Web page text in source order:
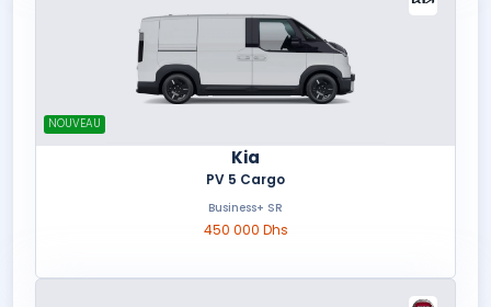
NOUVEAU
Kia
PV 5 Cargo
Business+ SR
450 000 Dhs